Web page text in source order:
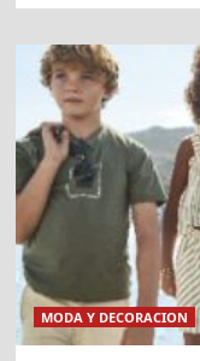
MODA Y DECORACION